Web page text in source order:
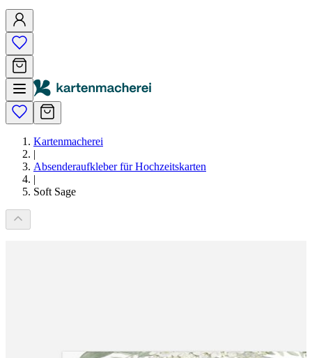
Kartenmacherei
|
Absenderaufkleber für Hochzeitskarten
|
Soft Sage